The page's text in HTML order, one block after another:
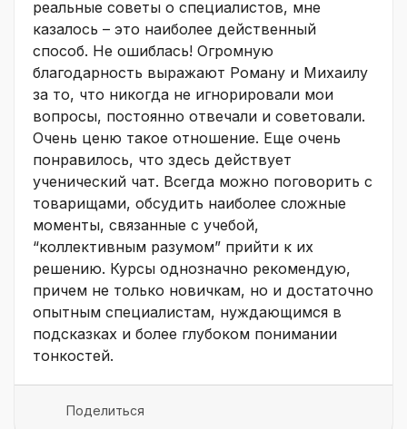
реальные советы о специалистов, мне
казалось – это наиболее действенный
способ. Не ошиблась! Огромную
благодарность выражают Роману и Михаилу
за то, что никогда не игнорировали мои
вопросы, постоянно отвечали и советовали.
Очень ценю такое отношение. Еще очень
понравилось, что здесь действует
ученический чат. Всегда можно поговорить с
товарищами, обсудить наиболее сложные
моменты, связанные с учебой,
“коллективным разумом” прийти к их
решению. Курсы однозначно рекомендую,
причем не только новичкам, но и достаточно
опытным специалистам, нуждающимся в
подсказках и более глубоком понимании
тонкостей.
Поделиться